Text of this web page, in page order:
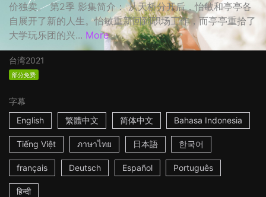
价独卖。 第2季 影集简介： 从天桥分开后，怡敏和亭亭各
自展开了新的人生。怡敏重新回到职场工作，而亭亭重拾了
大学玩乐团的兴... More
台湾2021
部分免费
字幕
English
繁體中文 简体中文 Bahasa Indonesia
Tiếng Việt ภาษาไทย 日本語 한국어
français Deutsch Español Português
हिन्दी